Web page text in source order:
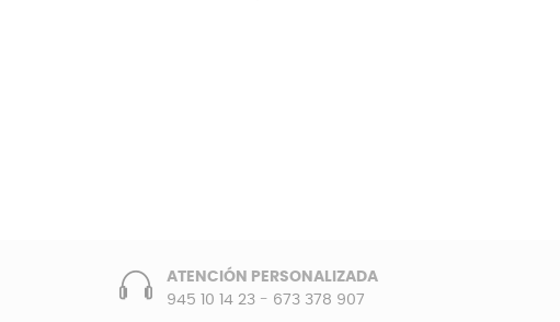
ATENCIÓN PERSONALIZADA
945 10 14 23 - 673 378 907